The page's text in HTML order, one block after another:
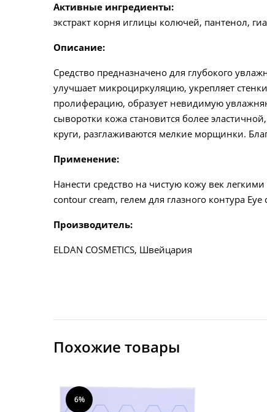
Активные ингредиенты:
экстракт корня иглицы колючей, пантенол,
Описание:
Средство предназначено для глубокого
улучшает микроциркуляцию, укрепляет
пролиферацию, образует невидимую
сыворотки кожа становится более
круги, разглаживаются мелкие морщинки.
Применение:
Нанести средство на чистую кожу век
contour cream, гелем для глазного контура
Производитель:
ELDAN COSMETICS, Швейцария
Похожие товары
6%